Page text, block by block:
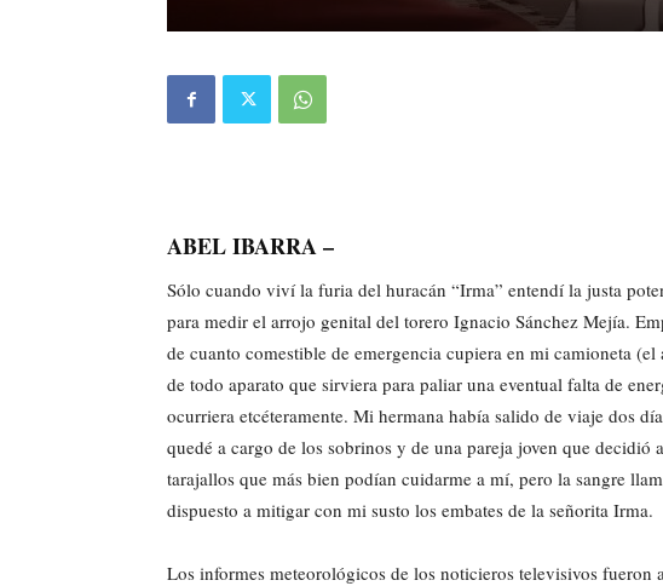
ABEL IBARRA –
Sólo cuando viví la furia del huracán “Irma” entendí la justa
para medir el arrojo genital del torero Ignacio Sánchez Mejía.
de cuanto comestible de emergencia cupiera en mi camioneta
de todo aparato que sirviera para paliar una eventual falta de
ocurriera etcéteramente. Mi hermana había salido de viaje dos
quedé a cargo de los sobrinos y de una pareja joven que decidió
tarajallos que más bien podían cuidarme a mí, pero la sangre
dispuesto a mitigar con mi susto los embates de la señorita Irma.
Los informes meteorológicos de los noticieros televisivos fueron